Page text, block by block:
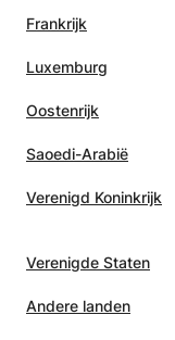
Frankrijk
Luxemburg
Oostenrijk
Saoedi-Arabië
Verenigd Koninkrijk
Verenigde Staten
Andere landen